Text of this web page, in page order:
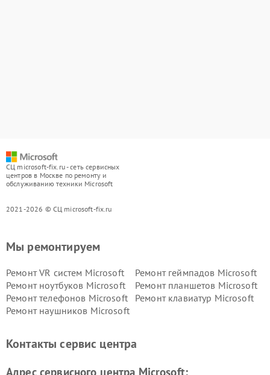
СЦ microsoft-fix.ru - сеть сервисных
центров в Москве по ремонту и
обслуживанию техники Microsoft
2021-2026 © СЦ microsoft-fix.ru
Мы ремонтируем
Ремонт VR систем Microsoft
Ремонт геймпадов Microsoft
Ремонт ноутбуков Microsoft
Ремонт планшетов Microsoft
Ремонт телефонов Microsoft
Ремонт клавиатур Microsoft
Ремонт наушников Microsoft
Контакты сервис центра